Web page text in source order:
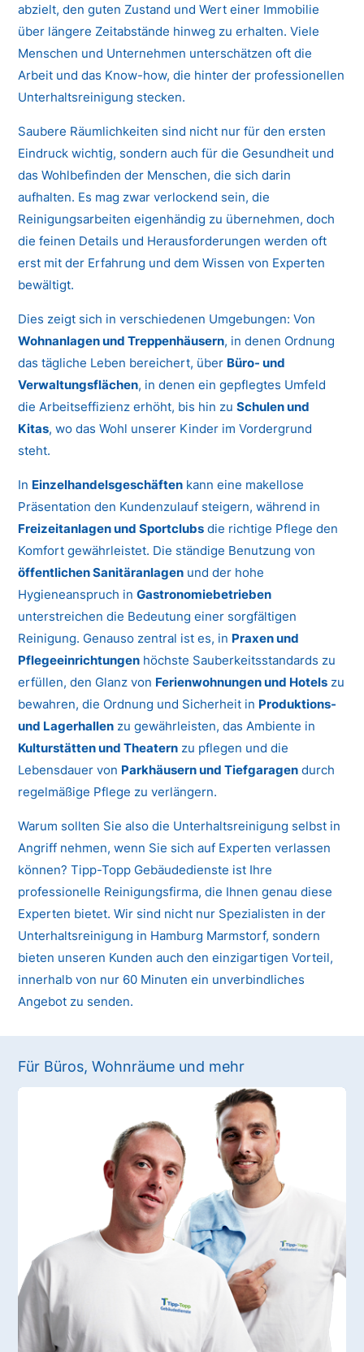
abzielt, den guten Zustand und Wert einer Immobilie
über längere Zeitabstände hinweg zu erhalten. Viele
Menschen und Unternehmen unterschätzen oft die
Arbeit und das Know-how, die hinter der professionellen
Unterhaltsreinigung stecken.
Saubere Räumlichkeiten sind nicht nur für den ersten
Eindruck wichtig, sondern auch für die Gesundheit und
das Wohlbefinden der Menschen, die sich darin
aufhalten. Es mag zwar verlockend sein, die
Reinigungsarbeiten eigenhändig zu übernehmen, doch
die feinen Details und Herausforderungen werden oft
erst mit der Erfahrung und dem Wissen von Experten
bewältigt.
Dies zeigt sich in verschiedenen Umgebungen: Von
Wohnanlagen und Treppenhäusern, in denen Ordnung
das tägliche Leben bereichert, über Büro- und
Verwaltungsflächen, in denen ein gepflegtes Umfeld
die Arbeitseffizienz erhöht, bis hin zuSchulen und
Kitas, wo das Wohl unserer Kinder im Vordergrund
steht.
In Einzelhandelsgeschäften kann eine makellose
Präsentation den Kundenzulauf steigern, während in
Freizeitanlagen und Sportclubs die richtige Pflege den
Komfort gewährleistet. Die ständige Benutzung von
öffentlichen Sanitäranlagen und der hohe
Hygieneanspruch inGastronomiebetrieben
unterstreichen die Bedeutung einer sorgfältigen
Reinigung. Genauso zentral ist es, in Praxen und
Pflegeeinrichtungen höchste Sauberkeitsstandards zu
erfüllen, den Glanz von Ferienwohnungen und Hotels zu
bewahren, die Ordnung und Sicherheit in Produktions-
und Lagerhallen zu gewährleisten, das Ambiente in
Kulturstätten und Theatern zu pflegen und die
Lebensdauer von Parkhäusern und Tiefgaragen durch
regelmäßige Pflege zu verlängern.
Warum sollten Sie also die Unterhaltsreinigung selbst in
Angriff nehmen, wenn Sie sich auf Experten verlassen
können? Tipp-Topp Gebäudedienste ist Ihre
professionelle Reinigungsfirma, die Ihnen genau diese
Experten bietet. Wir sind nicht nur Spezialisten in der
Unterhaltsreinigung in Hamburg Marmstorf, sondern
bieten unseren Kunden auch den einzigartigen Vorteil,
innerhalb von nur 60 Minuten ein unverbindliches
Angebot zu senden.
Für Büros, Wohnräume und mehr